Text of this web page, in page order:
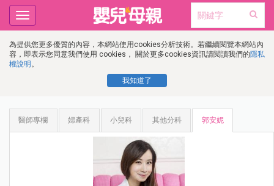
為提供您更多優質的內容，本網站使用cookies分析技術。若繼續閱覽本網站內
容，即表示您同意我們使用 cookies， 關於更多cookies資訊請閱讀我們的隱私
權說明 。
我知道了
Toggle
navigation
醫師專欄 婦產科 小兒科 其他分科 郭安妮